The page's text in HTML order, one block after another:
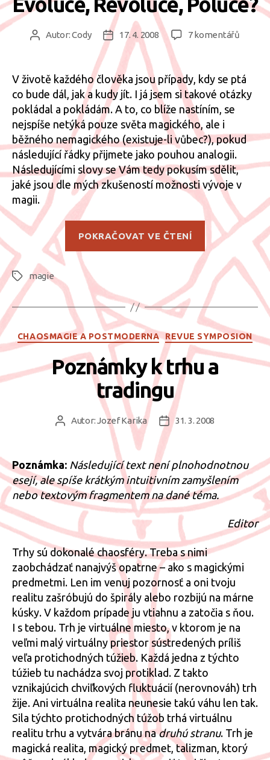
AutorAutor:Cody
Datum
příspěvku
17. 4. 2008 7 komentářůu
V životě každého člověka jsou případy, kdy se ptá
co bude dál, jak a kudy jít. I já jsem si takové otázky
pokládal a pokládám. A to, co blíže nastíním, se
nejspíše netýká pouze světa magického, ale i
běžného nemagického (existuje-li vůbec?), pokud
následující řádky přijmete jako pouhou analogii.
Následujícími slovy se Vám tedy pokusím sdělit,
jaké jsou dle mých zkušeností možnosti vývoje v
magii.
POKRAČOVAT VE ČTENÍ
„Evoluce,
Revoluce,
Poluce?“
Štítkymagie
Rubriky
CHAOSMAGIE A POSTMODERNA REVUE SYMPOSION
Poznámky k trhu a
tradingu
AutorAutor:Jozef Karika
Datum
příspěvku
31. 3. 2008
Poznámka: Následující text není plnohodnotnou
esejí, ale spíše krátkým intuitivním zamyšlením
nebo textovým fragmentem na dané téma.
Editor
Trhy sú dokonalé chaosféry. Treba s nimi
zaobchádzať nanajvýš opatrne – ako s magickými
predmetmi. Len im venuj pozornosť a oni tvoju
realitu zašróbujú do špirály alebo rozbijú na márne
kúsky. V každom prípade ju vtiahnu a zatočia s ňou.
I s tebou. Trh je virtuálne miesto, v ktorom je na
veľmi malý virtuálny priestor sústredených príliš
veľa protichodných túžieb. Každá jedna z týchto
túžieb tu nachádza svoj protiklad. Z takto
vznikajúcich chviľkových fluktuácií (nerovnováh) trh
žije. Ani virtuálna realita neunesie takú váhu len tak.
Sila týchto protichodných túžob trhá virtuálnu
realitu trhu a vytvára bránu nadruhú stranu. Trh je
magická realita, magický predmet, talizman, ktorý